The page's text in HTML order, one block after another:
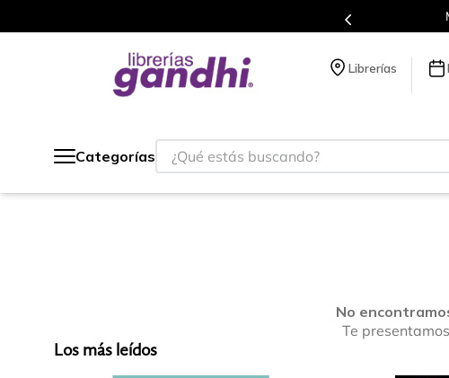
Más de 5 millones de títulos
Librerías
Categorías
¿Qué estás buscando?
No
Te
Los más leídos